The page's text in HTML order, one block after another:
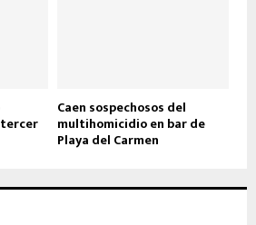
tercer
Caen sospechosos del
multihomicidio en bar de
Playa del Carmen